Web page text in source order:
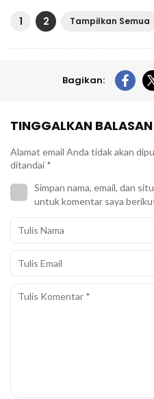
1 2 Tampilkan Semua
Bagikan:
TINGGALKAN BALASAN
Alamat email Anda tidak akan
ditandai *
Simpan nama, email, dan
untuk komentar saya